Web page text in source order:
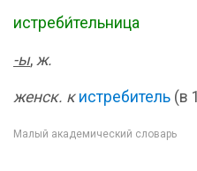
истреби́тельница
-ы, ж.
женск. к истребитель (в 1
Малый академический словарь